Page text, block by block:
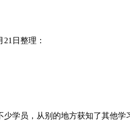
日整理：
学员，从别的地方获知了其他